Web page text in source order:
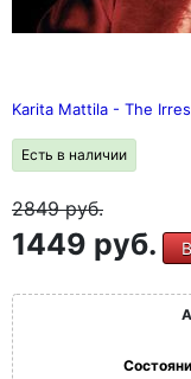
Karita Mattila - The
Есть в наличии
2849руб.
1449 руб.